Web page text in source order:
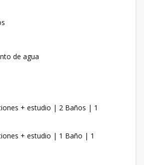
de agua
+ estudio | 2 Baños | 1
+ estudio | 1 Baño | 1